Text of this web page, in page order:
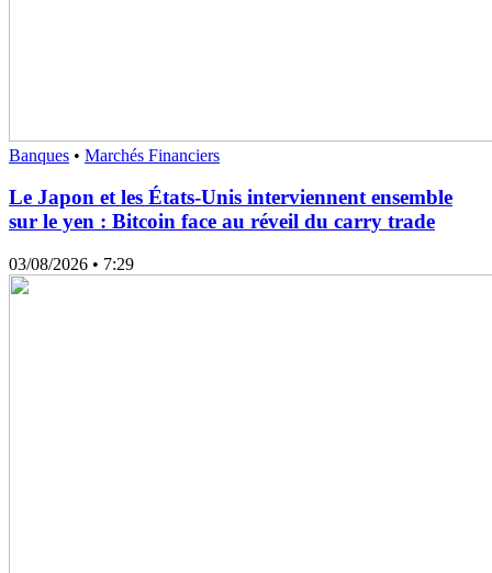
Banques • Marchés Financiers
Le Japon et les États-Unis interviennent ensemble
sur le yen : Bitcoin face au réveil du carry trade
03/08/2026 • 7:29